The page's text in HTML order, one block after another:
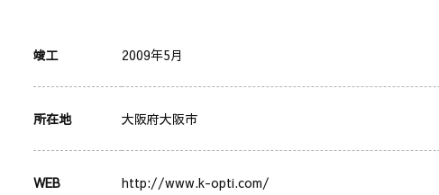
竣工 2009年5月
所在地 大阪府大阪市
WEB http://www.k-opti.com/